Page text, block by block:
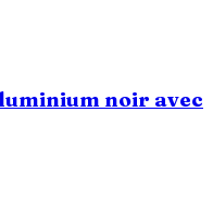
noir avec